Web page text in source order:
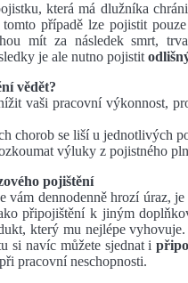
která má dlužníka
případě lze pojistit
mít za následek smrt,
je ale nutno pojistit
vědět?
vaši pracovní výkonnost,
chorob se liší u jednotlivých
výluky z pojistného
pojištění
vám dennodenně hrozí úraz,
připojištění k jiným
který mu nejlépe
si navíc můžete sjednat i
pracovní neschopnosti.